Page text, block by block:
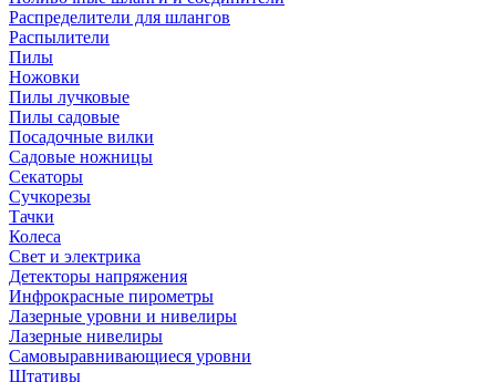
Распределители для шлангов
Распылители
Пилы
Ножовки
Пилы лучковые
Пилы садовые
Посадочные вилки
Садовые ножницы
Секаторы
Сучкорезы
Тачки
Колеса
Свет и электрика
Детекторы напряжения
Инфрокрасные пирометры
Лазерные уровни и нивелиры
Лазерные нивелиры
Самовыравнивающиеся уровни
Штативы